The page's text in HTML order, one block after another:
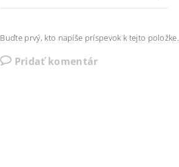
Buďte prvý, kto napíše príspevok k tejto položke.
Pridať komentár